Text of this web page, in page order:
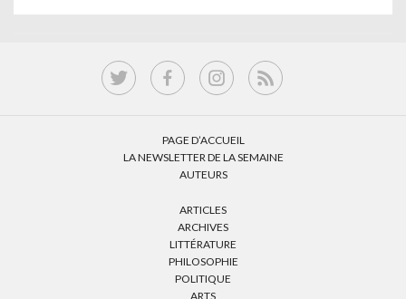
PAGE D’ACCUEIL
LA NEWSLETTER DE LA SEMAINE
AUTEURS
ARTICLES
ARCHIVES
LITTÉRATURE
PHILOSOPHIE
POLITIQUE
ARTS